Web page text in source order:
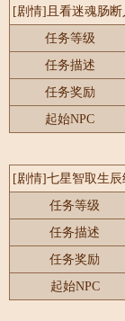
[剧情]且看迷魂肠断
任务等级
任务描述
任务奖励
起始NPC
[剧情]七星智取生辰
任务等级
任务描述
任务奖励
起始NPC